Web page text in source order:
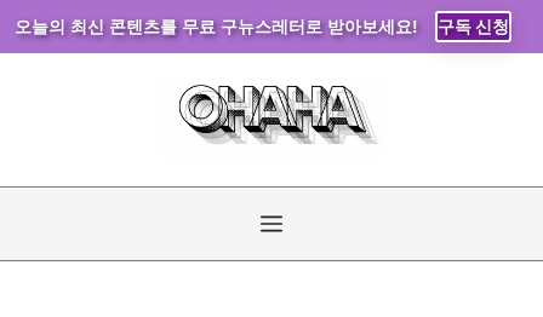
오늘의 최신 콘텐츠를 무료 구뉴스레터로 받아보세요! 구독 신청
ツ
メ